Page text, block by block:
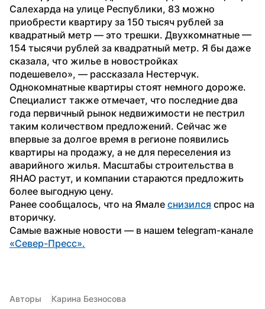
Салехарда на улице Республики, 83 можно
приобрести квартиру за 150 тысяч рублей за
квадратный метр — это трешки. Двухкомнатные —
154 тысячи рублей за квадратный метр. Я бы даже
сказала, что жилье в новостройках
подешевело», — рассказала Нестерчук.
Однокомнатные квартиры стоят немного дороже.
Специалист также отмечает, что последние два
года первичный рынок недвижимости не пестрил
таким количеством предложений. Сейчас же
впервые за долгое время в регионе появились
квартиры на продажу, а не для переселения из
аварийного жилья. Масштабы строительства в
ЯНАО растут, и компании стараются предложить
более выгодную цену.
Ранее сообщалось, что на Ямале снизился спрос на
вторичку.
«Север-Пресс».
Авторы Карина Безносова